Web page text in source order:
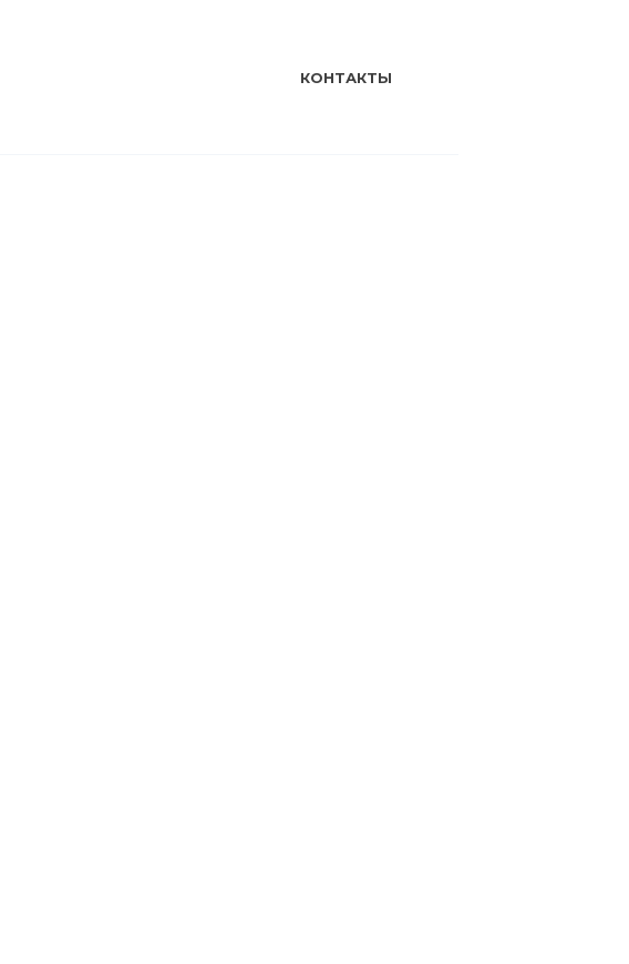
КОНТАКТЫ